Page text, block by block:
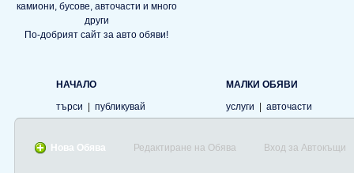
По-добрият сайт за авто обяви!
НАЧАЛО
търси
публикувай
МАЛКИ ОБЯВИ
услуги
авточасти
Нова Обява Редактиране на Обява Вход за Автокъщи